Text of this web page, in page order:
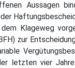
Aussagen
Klageweg
zur
letzten vier